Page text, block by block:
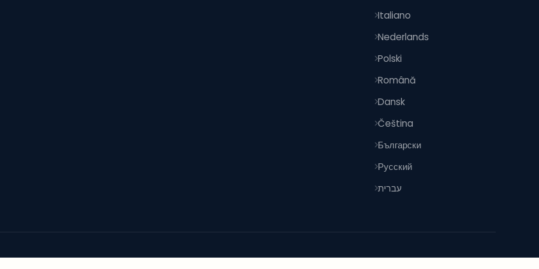
Italiano
Nederlands
Polski
Română
Dansk
Čeština
Български
Русский
עברית